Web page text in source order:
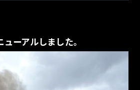
ーアルしました。